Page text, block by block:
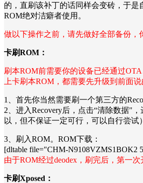
的，直刷该补丁的话同样会变砖，于是
ROM绝对洁癖者使用。
做以下操作之前，请先做好全部备份，
卡刷ROM：
刷本ROM前需要你的设备已经通过
上卡刷本ROM，都需要先升级到前面
1、首先你当然需要刷一个第三方的
2、进入Recovery后，点击“清除数据"
以，但不保证一定可行，可以自行尝试）
3、刷入ROM。ROM下载：
[dltable file="CHM-N9108VZMS1BOK2
由于ROM经过deodex，刷完后，第一
卡刷Xposed：